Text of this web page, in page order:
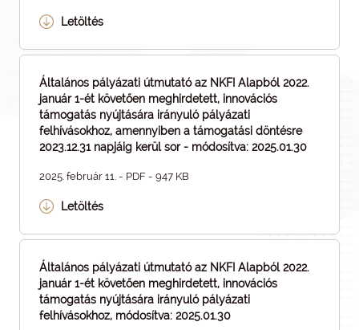
Letöltés
Általános pályázati útmutató az NKFI Alapból 2022.
január 1-ét követően meghirdetett, innovációs
támogatás nyújtására irányuló pályázati
felhívásokhoz, amennyiben a támogatási döntésre
2023.12.31 napjáig kerül sor - módosítva: 2025.01.30
2025. február 11. - PDF - 947 KB
Letöltés
Általános pályázati útmutató az NKFI Alapból 2022.
január 1-ét követően meghirdetett, innovációs
támogatás nyújtására irányuló pályázati
felhívásokhoz, módosítva: 2025.01.30